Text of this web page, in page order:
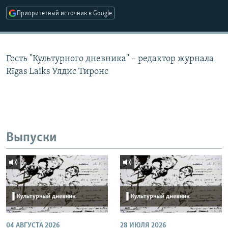
Приоритетный источник в Google
Гость "Культурного дневника" – редактор журнала
Rīgas Laiks Улдис Тиронс
Выпуски
04 АВГУСТА 2026 28 ИЮЛЯ 2026